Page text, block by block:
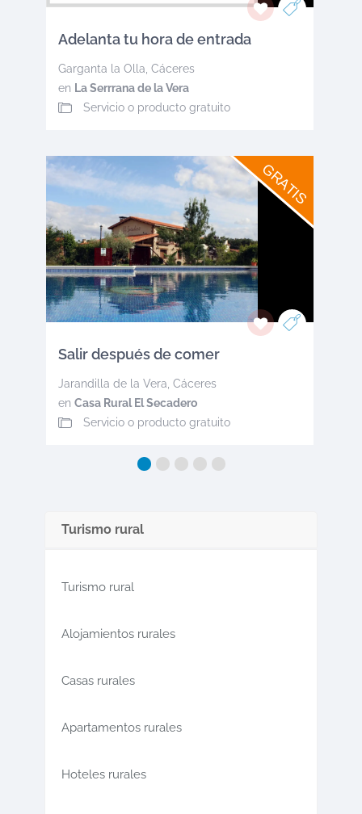
Adelanta tu hora de entrada
Garganta la Olla Cáceres
en La Serrrana de la Vera
Servicio o producto gratuito
GRATIS
Salir después de comer
Jarandilla de la Vera Cáceres
en Casa Rural El Secadero
Servicio o producto gratuito
Turismo rural
Turismo rural
Alojamientos rurales
Casas rurales
Apartamentos rurales
Hoteles rurales